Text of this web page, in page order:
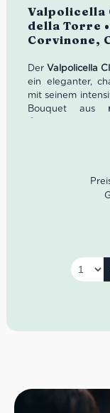
Valpolicella
della Torre
Corvinone,
Bewertet
DerValpolicella
ein eleganter,
mit seinem
Bouquet aus
Gewürznoten
Gaumen zeigt
,
samtigen
,
Menüs und
Idealer
Geruch:
anhaltender